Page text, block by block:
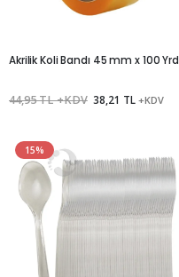
Akrilik Koli Bandı 45 mm x 100 Yrd
44,95 TL +KDV 38,21 TL +KDV
15%